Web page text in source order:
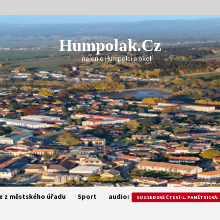
Humpolak.cz
. . . . . nejen o Humpolci a okolí
z městského úřadu Sport audio: SOUSEDSKÉ ČTENÍ-L.